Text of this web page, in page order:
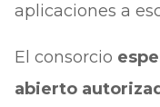
aplicaciones a
El consorcio
abierto